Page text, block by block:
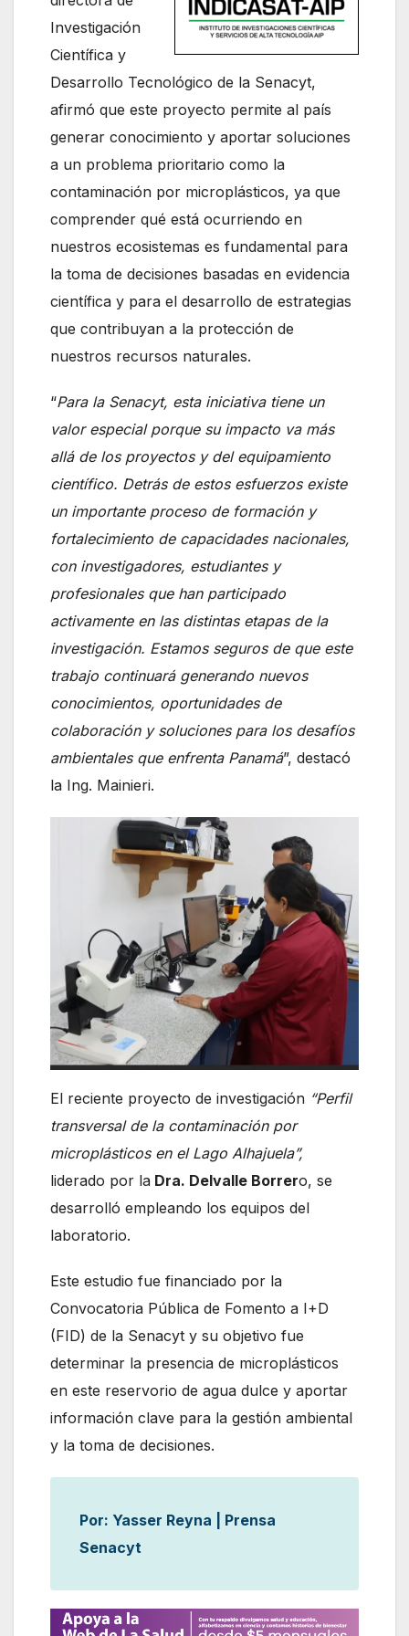
Investigación
Científica y
Desarrollo Tecnológico de la Senacyt,
afirmó que este proyecto permite al país
generar conocimiento y aportar soluciones
a un problema prioritario como la
contaminación por microplásticos, ya que
comprender qué está ocurriendo en
nuestros ecosistemas es fundamental para
la toma de decisiones basadas en evidencia
científica y para el desarrollo de estrategias
que contribuyan a la protección de
nuestros recursos naturales.
“Para la Senacyt, esta iniciativa tiene un
valor especial porque su impacto va más
allá de los proyectos y del equipamiento
científico. Detrás de estos esfuerzos existe
un importante proceso de formación y
fortalecimiento de capacidades nacionales,
con investigadores, estudiantes y
profesionales que han participado
activamente en las distintas etapas de la
investigación. Estamos seguros de que este
trabajo continuará generando nuevos
conocimientos, oportunidades de
colaboración y soluciones para los desafíos
ambientales que enfrenta Panamá”, destacó
la Ing. Mainieri.
El reciente proyecto de investigación “Perfil
transversal de la contaminación por
microplásticos en el Lago Alhajuela”,
liderado por la Dra. Delvalle Borrero, se
desarrolló empleando los equipos del
laboratorio.
Este estudio fue financiado por la
Convocatoria Pública de Fomento a I+D
(FID) de la Senacyt y su objetivo fue
determinar la presencia de microplásticos
en este reservorio de agua dulce y aportar
información clave para la gestión ambiental
y la toma de decisiones.
Por: Yasser Reyna | Prensa
Senacyt